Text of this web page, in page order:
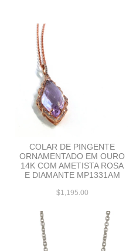
COLAR DE PINGENTE
ORNAMENTADO EM OURO
14K COM AMETISTA ROSA
E DIAMANTE MP1331AM
$1,195.00